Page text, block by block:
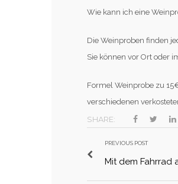
Wie kann ich eine
Die Weinproben finden
Sie können vor Ort oder
Formel Weinprobe zu
verschiedenen
SHARE:
PREVIOUS POST
Mit dem Fahrrad